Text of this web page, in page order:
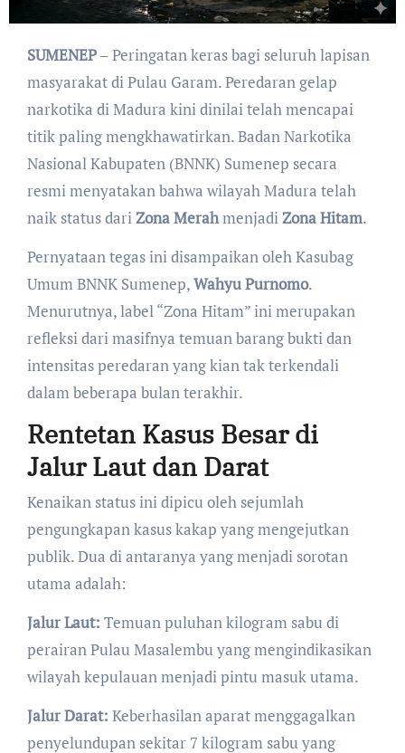
SUMENEP– Peringatan keras bagi seluruh lapisan
masyarakat di Pulau Garam. Peredaran gelap
narkotika di Madura kini dinilai telah mencapai
titik paling mengkhawatirkan. Badan Narkotika
Nasional Kabupaten (BNNK) Sumenep secara
resmi menyatakan bahwa wilayah Madura telah
naik status dariZona MerahmenjadiZona Hitam.
​Pernyataan tegas ini disampaikan oleh Kasubag
Umum BNNK Sumenep,Wahyu Purnomo.
Menurutnya, label “Zona Hitam” ini merupakan
refleksi dari masifnya temuan barang bukti dan
intensitas peredaran yang kian tak terkendali
dalam beberapa bulan terakhir.
Rentetan Kasus Besar di
Jalur Laut dan Darat
​Kenaikan status ini dipicu oleh sejumlah
pengungkapan kasus kakap yang mengejutkan
publik. Dua di antaranya yang menjadi sorotan
utama adalah:
Jalur Laut: Temuan puluhan kilogram sabu di
perairan Pulau Masalembu yang mengindikasikan
wilayah kepulauan menjadi pintu masuk utama.
Jalur Darat: Keberhasilan aparat menggagalkan
penyelundupan sekitar 7 kilogram sabu yang